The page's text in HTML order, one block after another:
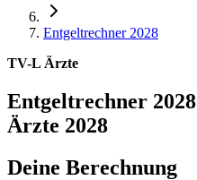
Entgeltrechner 2028
TV-L Ärzte
Entgeltrechner 2028
Ärzte 2028
Deine Berechnung